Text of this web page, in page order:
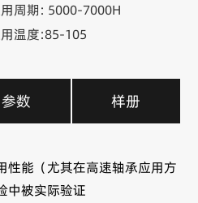
周期: 5000-7000H
温度:85-105
参数 样册
性能（尤其在高速轴承应用方
中被实际验证